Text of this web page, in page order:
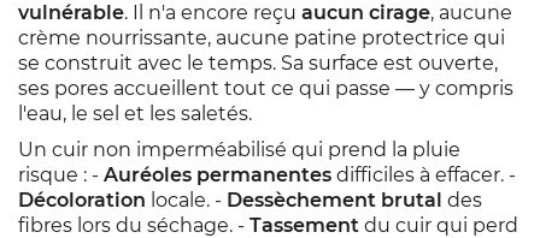
vulnérable. Il n'a encore reçu aucun cirage, aucune
crème nourrissante, aucune patine protectrice qui
se construit avec le temps. Sa surface est ouverte,
ses pores accueillent tout ce qui passe — y compris
l'eau, le sel et les saletés.
Un cuir non imperméabilisé qui prend la pluie
risque : - Auréoles permanentes difficiles à effacer. -
Décoloration locale. - Dessèchement brutal des
fibres lors du séchage. - Tassement du cuir qui perd